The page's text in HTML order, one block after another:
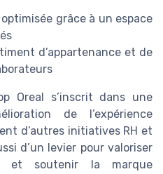
grâce à un espace
d’appartenance et de
Oreal s’inscrit dans une
de l’expérience
d’autres initiatives RH et
d’un levier pour valoriser
et soutenir la marque